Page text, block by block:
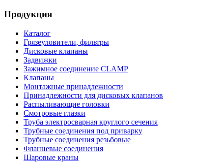
Продукция
Каталог
Грязеуловители, фильтры
Дисковые клапаны
Задвижки
Зажимное соединение CLAMP
Клапаны
Монтажные принадлежности
Принадлежности для дисковых клапанов
Распыливающие головки
Смотровые глазки
Труба электросварная круглого сечения
Трубные соединения под приварку
Трубные соединения резьбовые
Фланцевые соединения
Шаровые краны